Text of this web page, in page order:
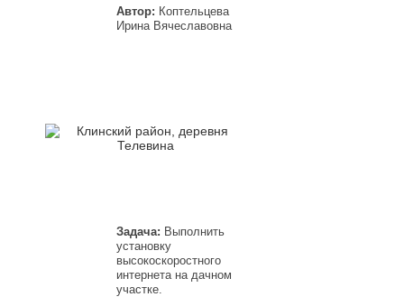
Автор: Коптельцева
Ирина Вячеславовна
Задача: Выполнить
установку
высокоскоростного
интернета на дачном
участке.